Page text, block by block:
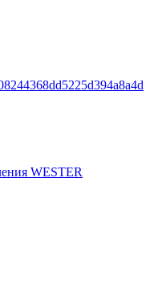
WESTER